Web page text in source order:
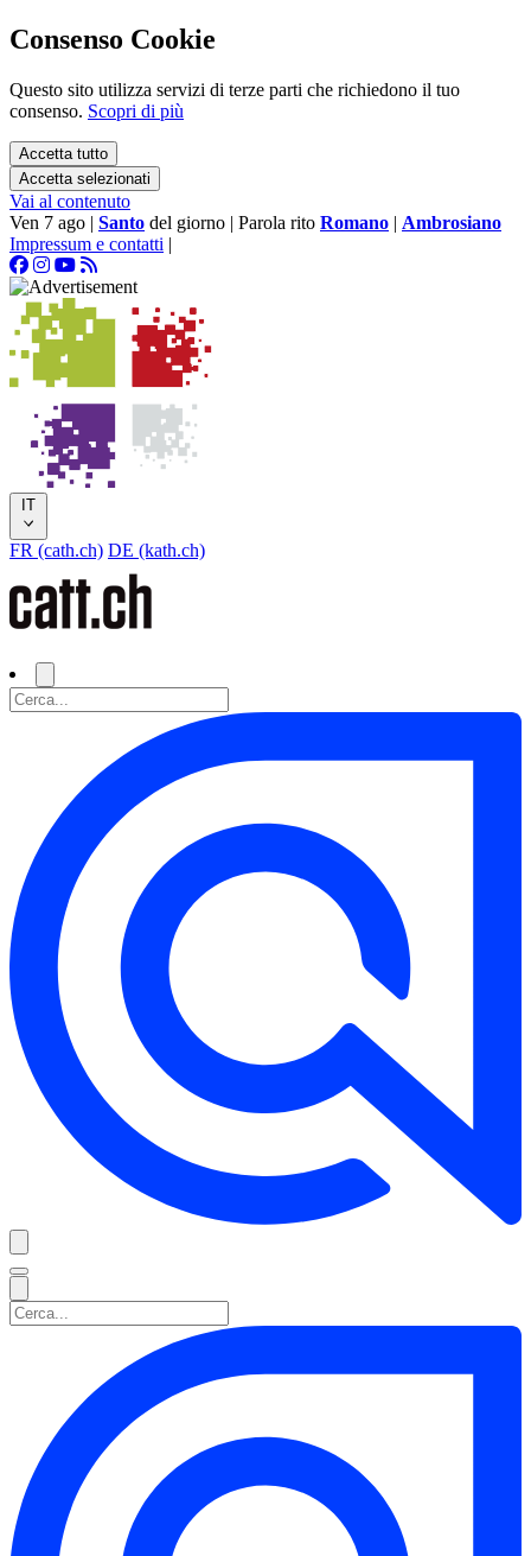
Consenso Cookie
Questo sito utilizza servizi di terze parti che richiedono il tuo
consenso. Scopri di più
Accetta tutto
Accetta selezionati
Vai al contenuto
Ven 7 ago | Santo del giorno | Parola rito Romano | Ambrosiano
Impressum e contatti |
IT
FR (cath.ch) DE (kath.ch)